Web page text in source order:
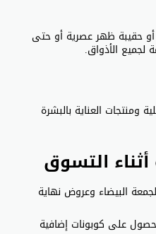
حقيبة ظهر عصرية أو حتى
لجميع الأذواق.
ومنتجات العناية بالبشرة
التسوق
البيضاء وعروض نهاية
على كوبونات إضافية